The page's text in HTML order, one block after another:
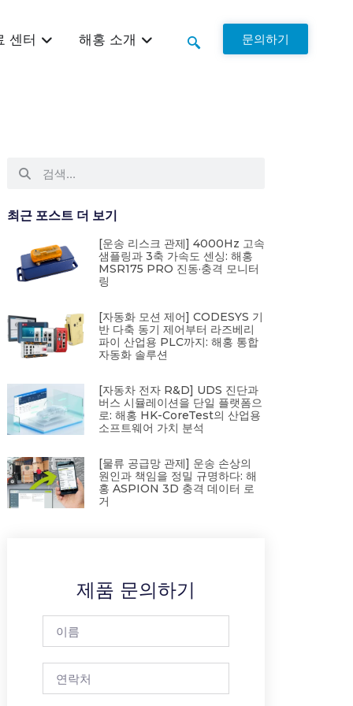
센터 해홍 소개 문의하기
최근 포스트 더 보기
[운송 리스크 관제] 4000Hz 고속
샘플링과 3축 가속도 센싱: 해홍
MSR175 PRO 진동·충격 모니터
링
[자동화 모션 제어] CODESYS 기
반 다축 동기 제어부터 라즈베리
파이 산업용 PLC까지: 해홍 통합
자동화 솔루션
[자동차 전자 R&D] UDS 진단과
버스 시뮬레이션을 단일 플랫폼으
로: 해홍 HK-CoreTest의 산업용
소프트웨어 가치 분석
[물류 공급망 관제] 운송 손상의
원인과 책임을 정밀 규명하다: 해
홍 ASPION 3D 충격 데이터 로
거
제품 문의하기